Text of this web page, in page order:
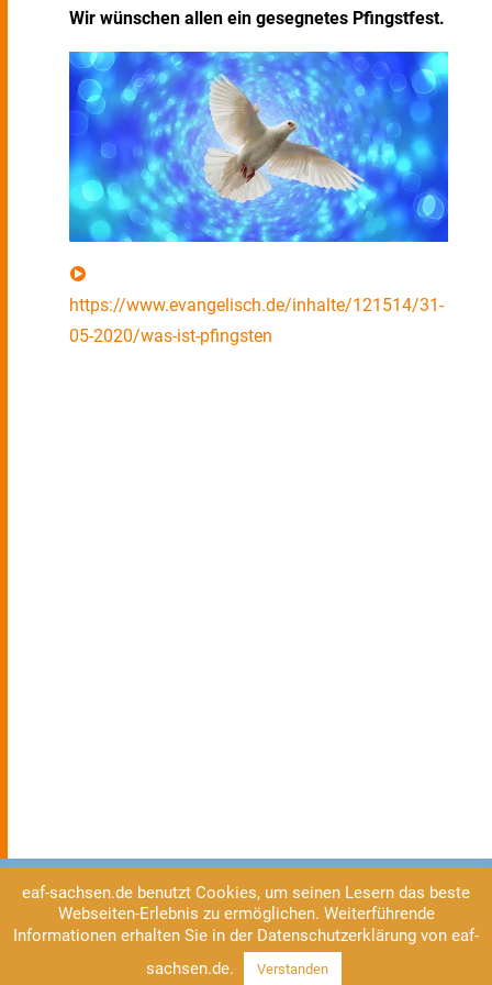
Wir wünschen allen ein gesegnetes Pfingstfest.
https://www.evangelisch.de/inhalte/121514/31-
05-2020/was-ist-pfingsten
eaf-sachsen.de benutzt Cookies, um seinen Lesern das beste
Webseiten-Erlebnis zu ermöglichen. Weiterführende
Informationen erhalten Sie in der Datenschutzerklärung von eaf-
sachsen.de.
Verstanden